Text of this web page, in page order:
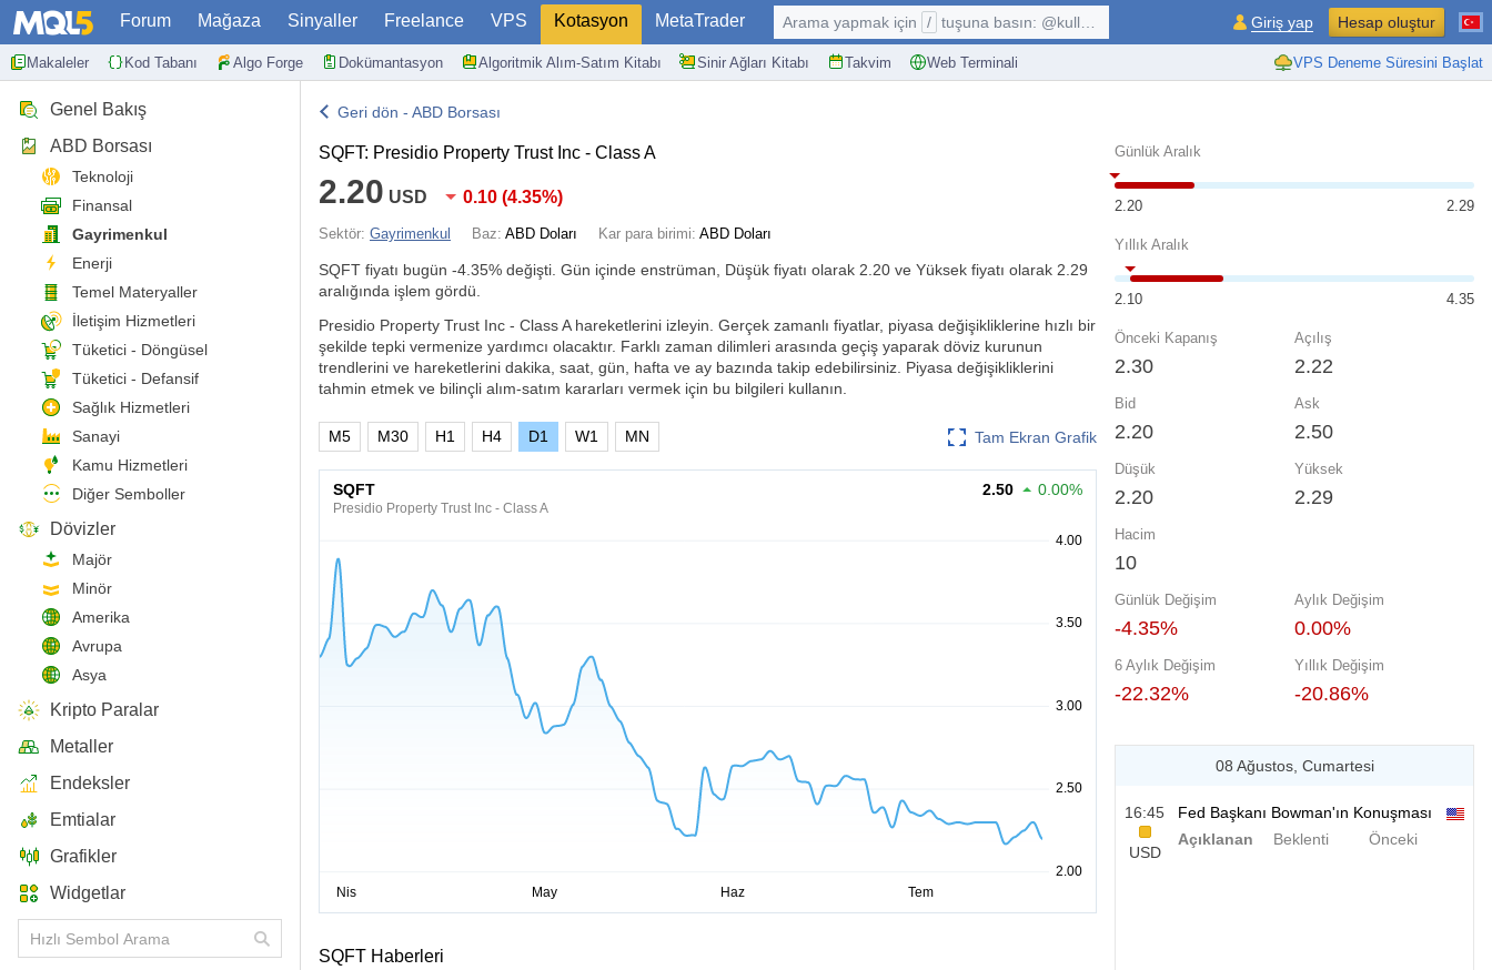
Forum Mağaza Sinyaller Freelance VPS Kotasyon MetaTrader
Makaleler Kod Tabanı Algo Forge Dokümantasyon Algoritmik Alım-Satım Kitabı Sinir Ağları Kitabı Takvim Web Terminali VPS Deneme Süresini Başlat
Arama yapmak için / tuşuna basın: @kullanıcı, $sembol, ... Giriş yap Hesap oluştur
Genel Bakış
ABD Borsası
Teknoloji
Finansal
Gayrimenkul
Enerji
Temel Materyaller
İletişim Hizmetleri
Tüketici - Döngüsel
Tüketici - Defansif
Sağlık Hizmetleri
Sanayi
Kamu Hizmetleri
Diğer Semboller
Dövizler
Majör
Minör
Amerika
Avrupa
Asya
Kripto Paralar
Metaller
Endeksler
Emtialar
Grafikler
Widgetlar
Geri dön - ABD Borsası
SQFT: Presidio Property Trust Inc - Class A
2.20 USD 0.10 (4.35%)
Sektör: Gayrimenkul Baz: ABD Doları Kar para birimi: ABD Doları
SQFT fiyatı bugün -4.35% değişti. Gün içinde enstrüman, Düşük fiyatı olarak 2.20 ve Yüksek fiyatı olarak 2.29
aralığında işlem gördü.
Presidio Property Trust Inc - Class A hareketlerini izleyin. Gerçek zamanlı fiyatlar, piyasa değişikliklerine hızlı bir
şekilde tepki vermenize yardımcı olacaktır. Farklı zaman dilimleri arasında geçiş yaparak döviz kurunun
trendlerini ve hareketlerini dakika, saat, gün, hafta ve ay bazında takip edebilirsiniz. Piyasa değişikliklerini
tahmin etmek ve bilinçli alım-satım kararları vermek için bu bilgileri kullanın.
Tam Ekran Grafik
M5 M30 H1 H4 D1 W1 MN
SQFT
Presidio Property Trust Inc - Class A
2.50 0.00%
SQFT Haberleri
Günlük Aralık
2.20 2.29
Yıllık Aralık
2.10 4.35
Önceki Kapanış
2.30
Açılış
2.22
Bid
2.20
Ask
2.50
Düşük
2.20
Yüksek
2.29
Hacim
10
Günlük Değişim
-4.35%
Aylık Değişim
0.00%
6 Aylık Değişim
-22.32%
Yıllık Değişim
-20.86%
08 Ağustos, Cumartesi
16:45
USD
Fed Başkanı Bowman'ın Konuşması
Açıklanan
Beklenti Önceki